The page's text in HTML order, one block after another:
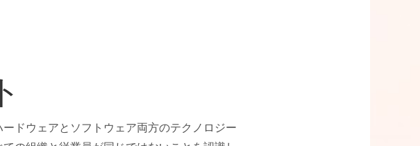
ドウェアとソフトウェア両方のテクノロジー